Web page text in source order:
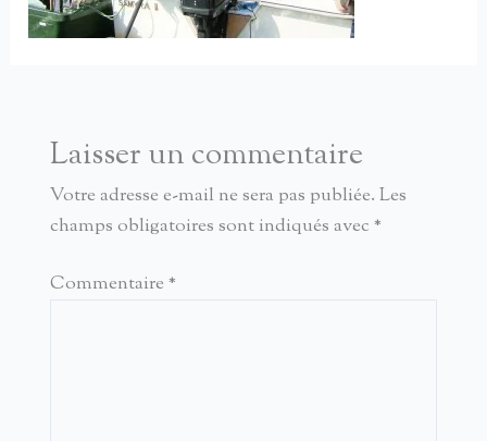
Laisser un commentaire
Votre adresse e-mail ne sera pas publiée. Les
champs obligatoires sont indiqués avec *
Commentaire *